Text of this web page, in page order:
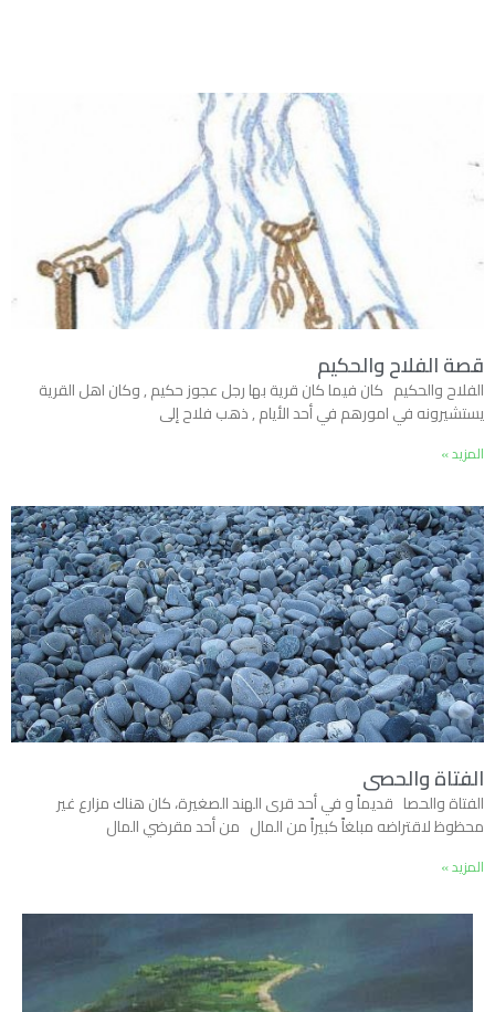
قصة الفلاح والحكيم
الفلاح والحكيم كان فيما كان قرية بها رجل عجوز حكيم , وكان اهل القرية
يستشيرونه في امورهم في أحد الأيام , ذهب فلاح إلى
المزيد »
الفتاة والحصى
الفتاة والحصا قديماً و في أحد قرى الهند الصغيرة، كان هناك مزارع غير
محظوظ لاقتراضه مبلغاً كبيراً من المال من أحد مقرضي المال
المزيد »